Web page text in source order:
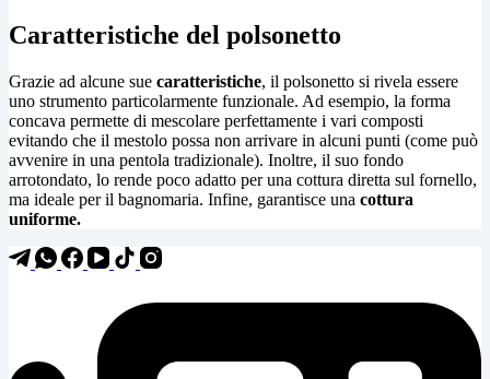
Caratteristiche del polsonetto
Grazie ad alcune sue caratteristiche, il polsonetto si rivela essere
uno strumento particolarmente funzionale. Ad esempio, la forma
concava permette di mescolare perfettamente i vari composti
evitando che il mestolo possa non arrivare in alcuni punti (come può
avvenire in una pentola tradizionale). Inoltre, il suo fondo
arrotondato, lo rende poco adatto per una cottura diretta sul fornello,
ma ideale per il bagnomaria. Infine, garantisce una cottura
uniforme.